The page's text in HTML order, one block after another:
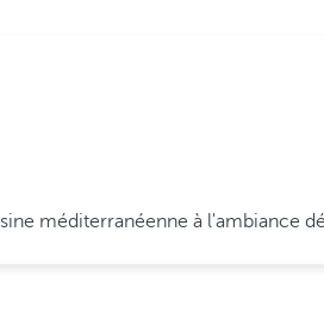
méditerranéenne à l'ambiance